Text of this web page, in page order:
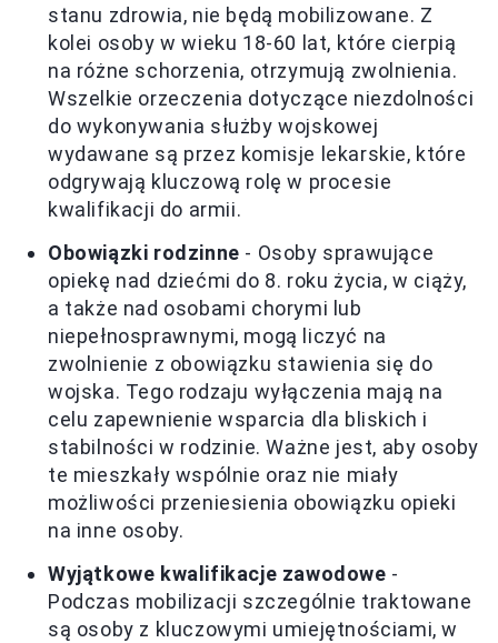
stanu zdrowia, nie będą mobilizowane. Z
kolei osoby w wieku 18-60 lat, które cierpią
na różne schorzenia, otrzymują zwolnienia.
Wszelkie orzeczenia dotyczące niezdolności
do wykonywania służby wojskowej
wydawane są przez komisje lekarskie, które
odgrywają kluczową rolę w procesie
kwalifikacji do armii.
Obowiązki rodzinne - Osoby sprawujące
opiekę nad dziećmi do 8. roku życia, w ciąży,
a także nad osobami chorymi lub
niepełnosprawnymi, mogą liczyć na
zwolnienie z obowiązku stawienia się do
wojska. Tego rodzaju wyłączenia mają na
celu zapewnienie wsparcia dla bliskich i
stabilności w rodzinie. Ważne jest, aby osoby
te mieszkały wspólnie oraz nie miały
możliwości przeniesienia obowiązku opieki
na inne osoby.
Wyjątkowe kwalifikacje zawodowe -
Podczas mobilizacji szczególnie traktowane
są osoby z kluczowymi umiejętnościami, w